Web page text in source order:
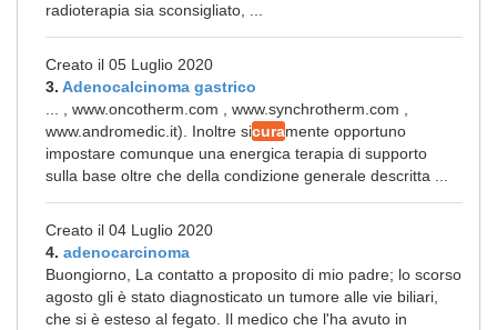
radioterapia sia sconsigliato, ...
Creato il 05 Luglio 2020
3. Adenocalcinoma gastrico
... , www.oncotherm.com , www.synchrotherm.com ,
www.andromedic.it). Inoltre sicuramente opportuno
impostare comunque una energica terapia di supporto
sulla base oltre che della condizione generale descritta ...
Creato il 04 Luglio 2020
4. adenocarcinoma
Buongiorno, La contatto a proposito di mio padre; lo scorso
agosto gli è stato diagnosticato un tumore alle vie biliari,
che si è esteso al fegato. Il medico che l'ha avuto in